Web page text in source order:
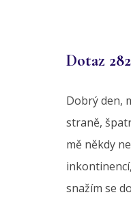
Dotaz 282
Dobrý den,
straně,
mě někdy
snažím se